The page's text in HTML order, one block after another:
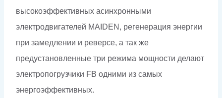
высокоэффективных асинхронными
электродвигателей MAIDEN, регенерация энергии
при замедлении и реверсе, а так же
предустановленные три режима мощности делают
электропогрузчики FB одними из самых
энергоэффективных.